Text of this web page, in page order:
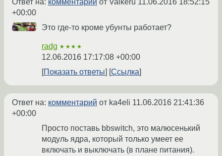
Ответ на: комментарий от Valkeru 11.06.2016 18:52:15
+00:00
Это где-то кроме убунты работает?
radg ★★★★
12.06.2016 17:17:08 +00:00
Показать ответы
Ссылка
Ответ на: комментарий от ka4eli 11.06.2016 21:41:36
+00:00
Просто поставь bbswitch, это малюсенький
модуль ядра, который только умеет ее
включать и выключать (в плане питания).